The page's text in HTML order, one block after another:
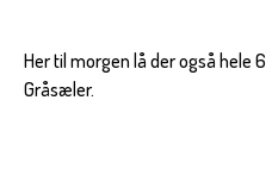
Her til morgen lå der også hele
Gråsæler.